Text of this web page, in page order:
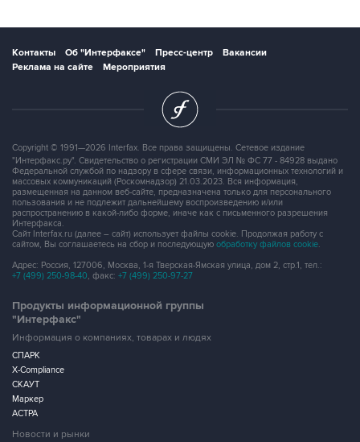
Контакты Об "Интерфаксе" Пресс-центр
Вакансии
Реклама на сайте
Мероприятия
Copyright © 1991—2026 Interfax. Все права защищены. Сетевое издание
"Интерфакс.ру". Свидетельство о регистрации СМИ ЭЛ № ФС 77 - 84928 выдано
Федеральной службой по надзору в сфере связи, информационных технологий и
массовых коммуникаций (Роскомнадзор) 21.03.2023. Вся информация,
размещенная на данном веб-сайте, предназначена только для персонального
пользования и не подлежит дальнейшему воспроизведению и/или
распространению в какой-либо форме, иначе как с письменного разрешения
Интерфакса.
Сайт Interfax.ru (далее – сайт) использует файлы cookie. Продолжая работу с
сайтом, Вы соглашаетесь на сбор и последующую обработку файлов cookie.
Адрес: Россия, 127006, Москва, 1-я Тверская-Ямская улица, дом 2, стр.1, тел.:
+7 (499) 250-98-40, факс: +7 (499) 250-97-27
Продукты информационной группы
"Интерфакс"
Информация о компаниях, товарах и людях
СПАРК
X-Compliance
СКАУТ
Маркер
АСТРА
Новости и рынки